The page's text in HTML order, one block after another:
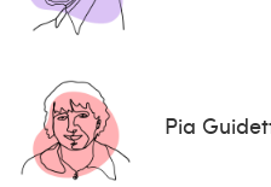
Pia